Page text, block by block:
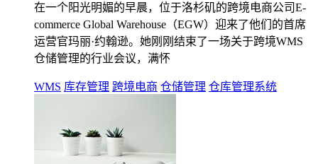
在一个阳光明媚的早晨，位于洛杉矶的跨境电商公司E-
commerce Global Warehouse（EGW）迎来了他们的首席
运营官玛丽·约翰逊。她刚刚结束了一场关于跨境WMS
仓储管理的行业会议，满怀
WMS 库存管理 跨境电商 仓储管理 仓库管理系统